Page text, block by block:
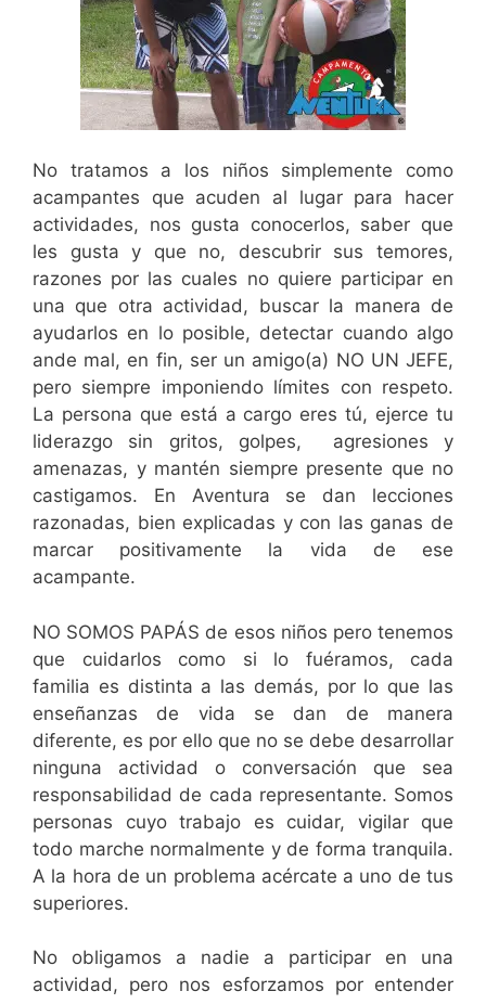
No tratamos a los niños simplemente como
acampantes que acuden al lugar para hacer
actividades, nos gusta conocerlos, saber que
les gusta y que no, descubrir sus temores,
razones por las cuales no quiere participar en
una que otra actividad, buscar la manera de
ayudarlos en lo posible, detectar cuando algo
ande mal, en fin, ser un amigo(a) NO UN JEFE,
pero siempre imponiendo límites con respeto.
La persona que está a cargo eres tú, ejerce tu
liderazgo sin gritos, golpes, agresiones y
amenazas, y mantén siempre presente que no
castigamos. En Aventura se dan lecciones
razonadas, bien explicadas y con las ganas de
marcar positivamente la vida de ese
acampante.
NO SOMOS PAPÁS de esos niños pero tenemos
que cuidarlos como si lo fuéramos, cada
familia es distinta a las demás, por lo que las
enseñanzas de vida se dan de manera
diferente, es por ello que no se debe desarrollar
ninguna actividad o conversación que sea
responsabilidad de cada representante. Somos
personas cuyo trabajo es cuidar, vigilar que
todo marche normalmente y de forma tranquila.
A la hora de un problema acércate a uno de tus
superiores.
No obligamos a nadie a participar en una
actividad, pero nos esforzamos por entender